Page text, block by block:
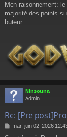
Mon raisonnement:
majorité des points
buteur.
Ninsouna
Admin
Re: [Pre
M
mar. juin 02, 2026